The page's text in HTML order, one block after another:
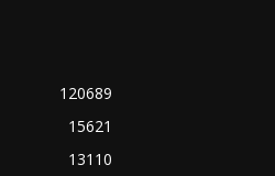
120689
15621
13110